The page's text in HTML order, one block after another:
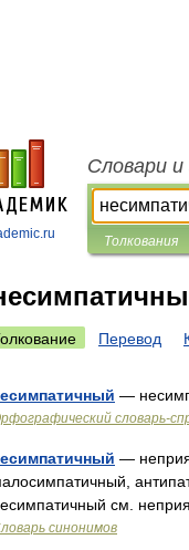
Словари и
Толкования
Перевод
—
словарь-
—
см.
синонимов